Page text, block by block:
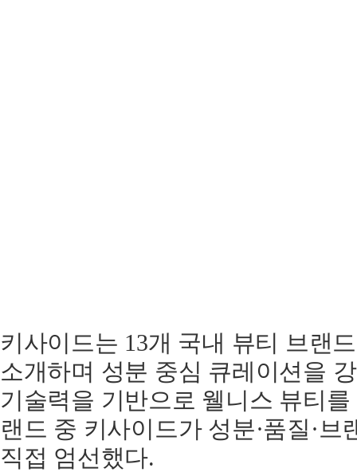
키사이드는 13개 국내 뷰티 브랜
소개하며 성분 중심 큐레이션을
기술력을 기반으로 웰니스 뷰티
랜드 중 키사이드가 성분·품질·
직접 엄선했다.